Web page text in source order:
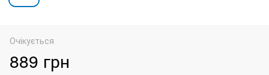
Очікується
889 грн